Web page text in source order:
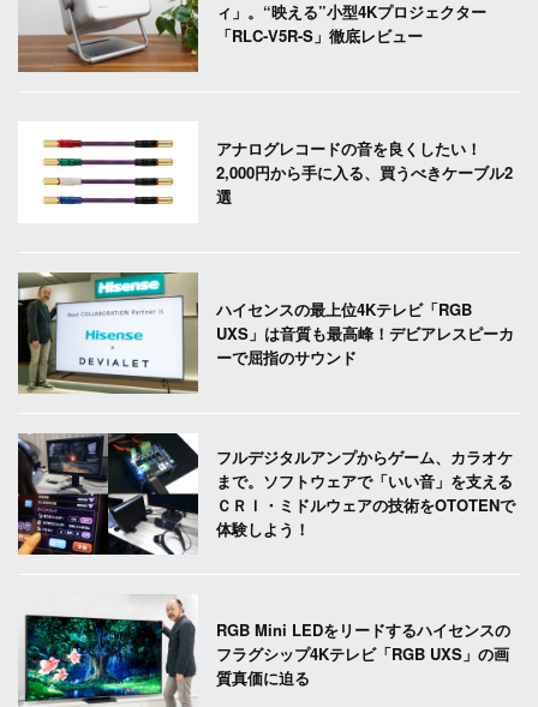
ィ」。“映える”小型4Kプロジェクター
「RLC-V5R-S」徹底レビュー
アナログレコードの音を良くしたい！
2,000円から手に入る、買うべきケーブル2
選
ハイセンスの最上位4Kテレビ「RGB
UXS」は音質も最高峰！デビアレスピーカ
ーで屈指のサウンド
フルデジタルアンプからゲーム、カラオケ
まで。ソフトウェアで「いい音」を支える
ＣＲＩ・ミドルウェアの技術をOTOTENで
体験しよう！
RGB Mini LEDをリードするハイセンスの
フラグシップ4Kテレビ「RGB UXS」の画
質真価に迫る